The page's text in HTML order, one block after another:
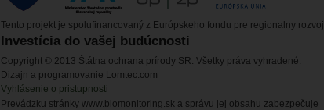
Tento projekt je spolufinancovaný z Európskeho fondu pre regionalny rozvoj
Investícia do vašej budúcnosti
Copyright © 2013 Štátna ochrana prírody SR. Všetky práva vyhradené.
Dizajn a programovanie Lomtec.com
Vyhlásenie o pristupnosti
Prevádzku stránky www.biomonitoring.sk a správu jej obsahu zabezpečuje